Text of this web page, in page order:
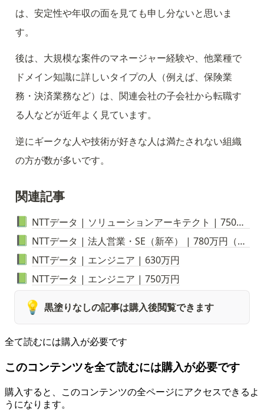
は、安定性や年収の面を見ても申し分ないと思いま
す。
後は、大規模な案件のマネージャー経験や、他業種で
ドメイン知識に詳しいタイプの人（例えば、保険業
務・決済業務など）は、関連会社の子会社から転職す
る人などが近年よく見ています。
逆にギークな人や技術が好きな人は満たされない組織
の方が数が多いです。
関連記事
NTTデータ | ソリューションアーキテクト | 750万円
NTTデータ | 法人営業・SE（新卒） | 780万円（現年収）
NTTデータ | エンジニア | 630万円
NTTデータ | エンジニア | 750万円
💡 黒塗りなしの記事は購入後閲覧できます
全て読むには購入が必要です
このコンテンツを全て読むには購入が必要です
購入すると、このコンテンツの全ページにアクセスできるよ
うになります。